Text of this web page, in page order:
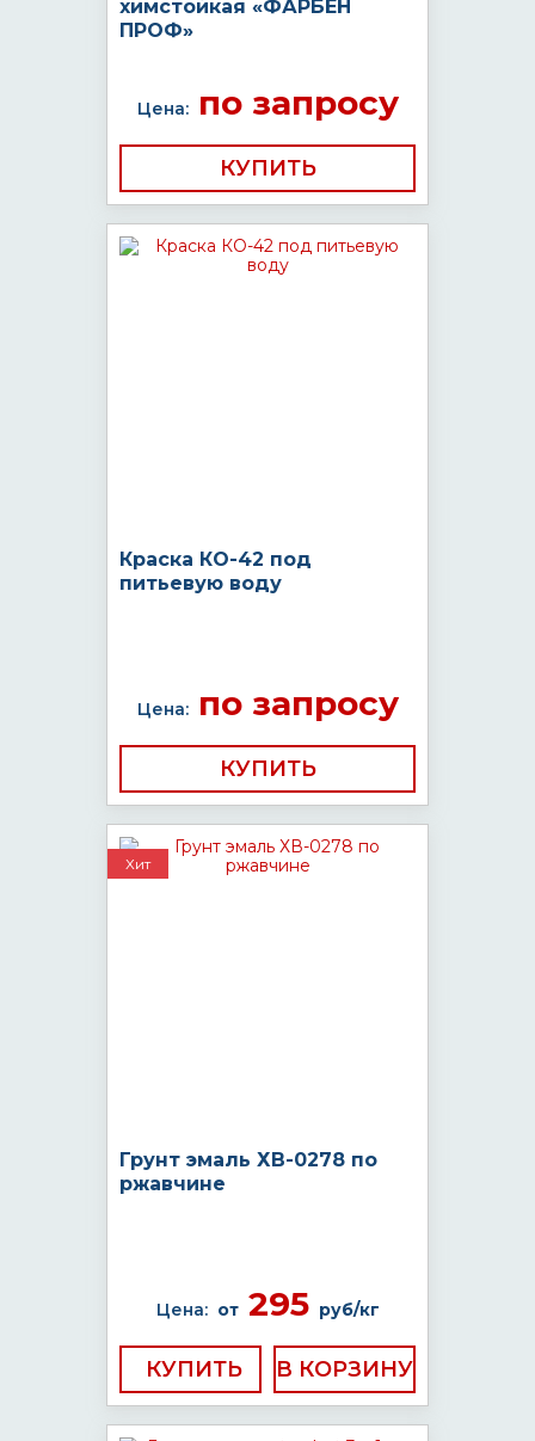
химстойкая «ФАРБЕН
ПРОФ»
Цена:по запросу
КУПИТЬ
Краска КО-42 под
питьевую воду
Цена:по запросу
КУПИТЬ
Хит
Грунт эмаль ХВ-0278 по
ржавчине
Цена: от295 руб/кг
КУПИТЬ